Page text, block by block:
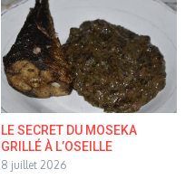
LE SECRET DU MOSEKA
GRILLÉ À L’OSEILLE
8 juillet 2026